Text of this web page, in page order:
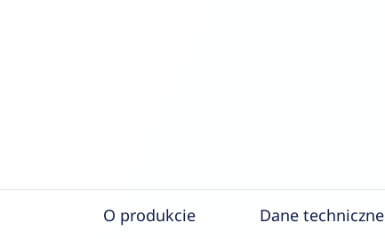
O produkcie Dane techniczne